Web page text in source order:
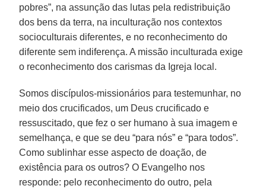
pobres”, na assunção das lutas pela redistribuição
dos bens da terra, na inculturação nos contextos
socioculturais diferentes, e no reconhecimento do
diferente sem indiferença. A missão inculturada exige
o reconhecimento dos carismas da Igreja local.
Somos discípulos-missionários para testemunhar, no
meio dos crucificados, um Deus crucificado e
ressuscitado, que fez o ser humano à sua imagem e
semelhança, e que se deu “para nós” e “para todos”.
Como sublinhar esse aspecto de doação, de
existência para os outros? O Evangelho nos
responde: pelo reconhecimento do outro, pela